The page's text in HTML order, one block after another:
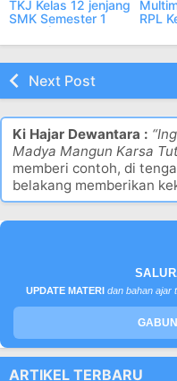
KUMPULAN Soal
dan 2 (Semua
Mapel)
Next Post
Ki Hajar Dewantara :
Madya Mangun Karsa
memberi contoh, di
belakang memberikan
dan bahan